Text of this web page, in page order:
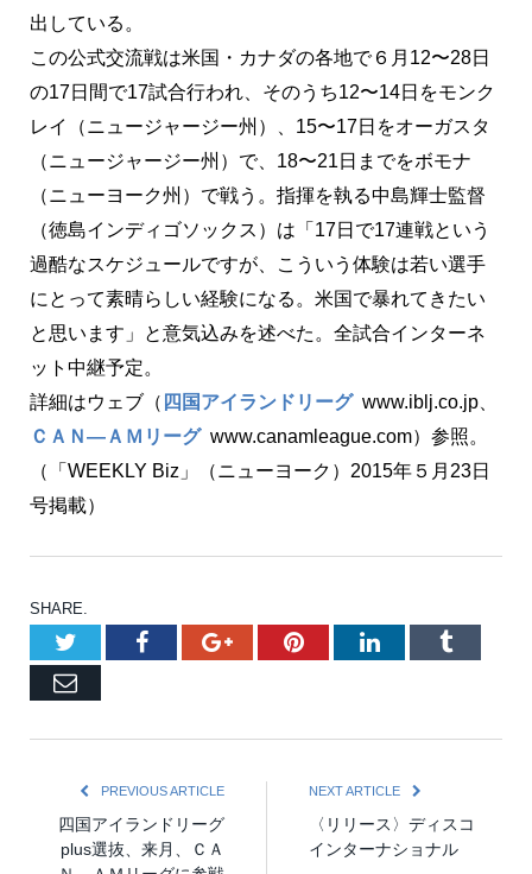
出している。
この公式交流戦は米国・カナダの各地で６月12〜28日
の17日間で17試合行われ、そのうち12〜14日をモンク
レイ（ニュージャージー州）、15〜17日をオーガスタ
（ニュージャージー州）で、18〜21日までをボモナ
（ニューヨーク州）で戦う。指揮を執る中島輝士監督
（徳島インディゴソックス）は「17日で17連戦という
過酷なスケジュールですが、こういう体験は若い選手
にとって素晴らしい経験になる。米国で暴れてきたい
と思います」と意気込みを述べた。全試合インターネ
ット中継予定。
詳細はウェブ（ 四国アイランドリーグwww.iblj.co.jp、
ＣＡＮ―ＡＭリーグwww.canamleague.com）参照。
（「WEEKLY Biz」（ニューヨーク）2015年５月23日
号掲載）
SHARE.
TwitterFacebookGoogle+PinterestLinkedInTumblr
Email
PREVIOUS ARTICLE
四国アイランドリーグ
plus選抜、来月、ＣＡ
NEXT ARTICLE
〈リリース〉ディスコ
インターナショナル